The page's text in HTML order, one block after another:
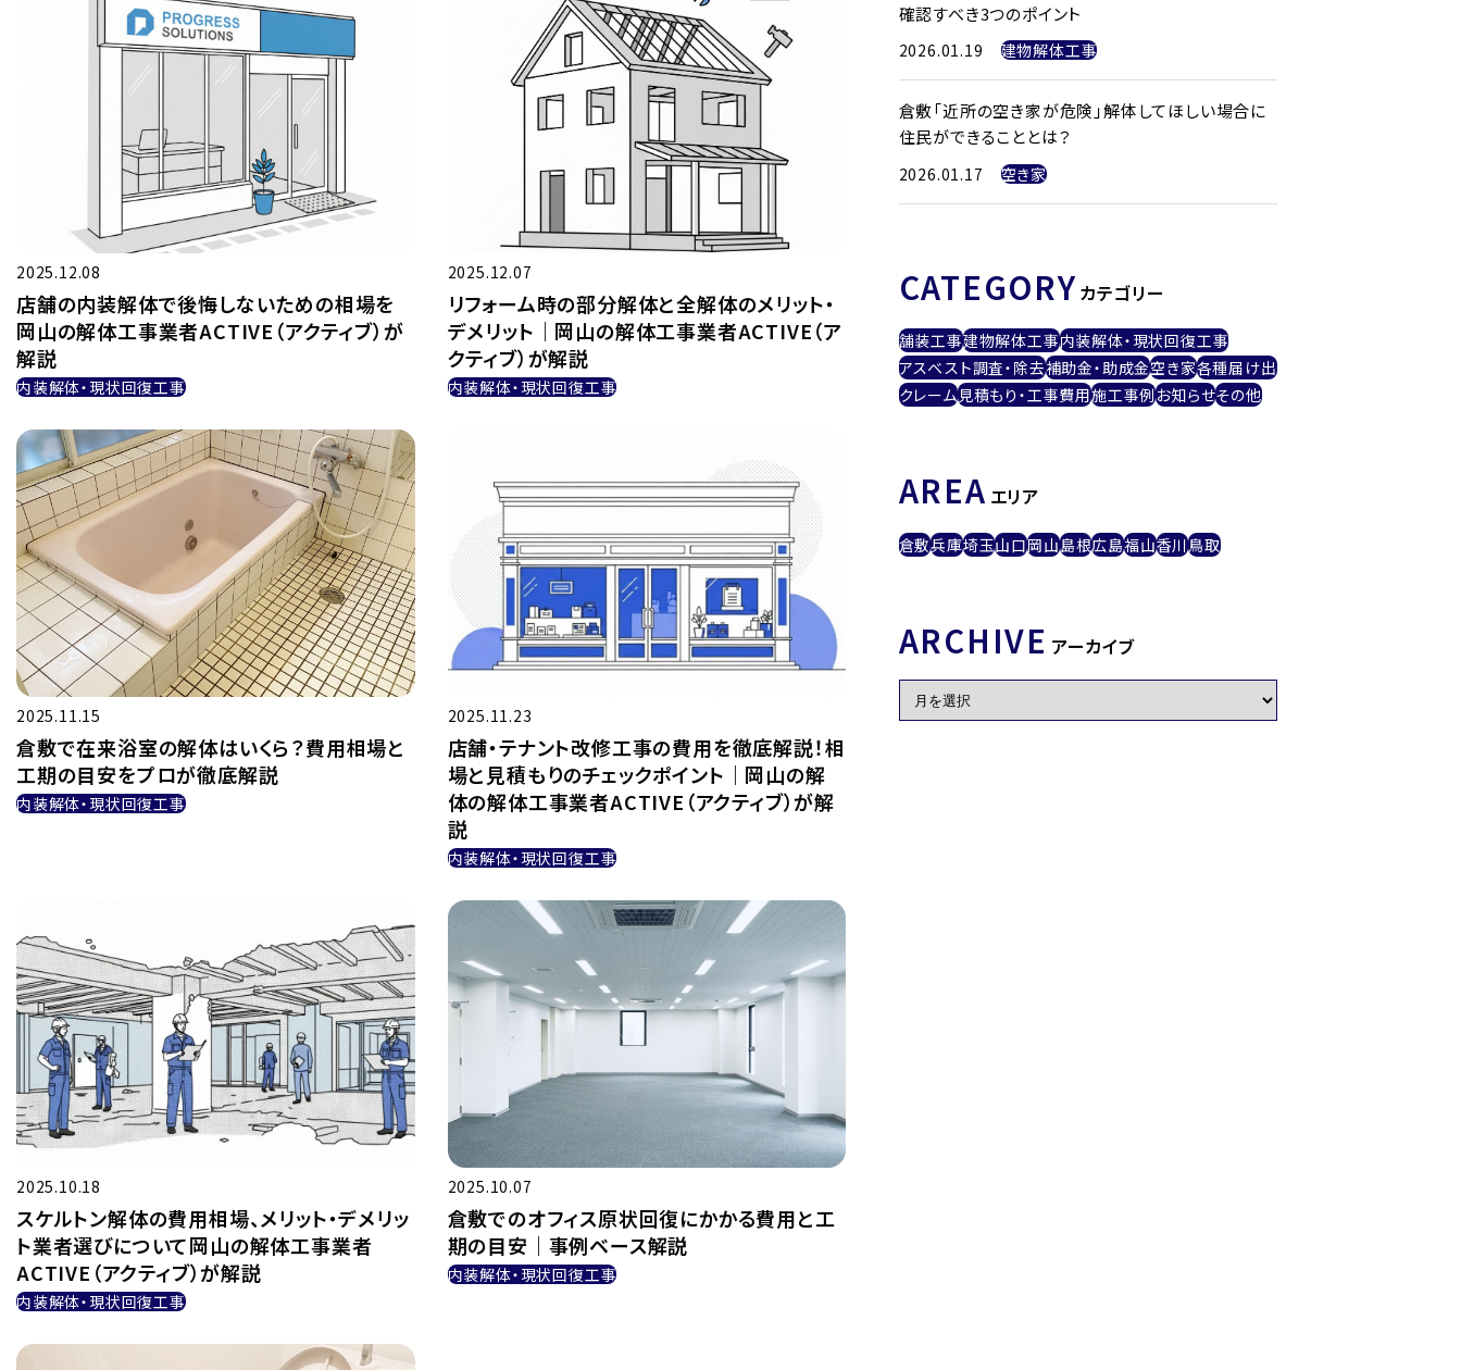
2025.12.08
店舗の内装解体で後悔しないための相場を
岡山の解体工事業者ACTIVE（アクティブ）が
解説
内装解体・現状回復工事
2025.12.07
リフォーム時の部分解体と全解体のメリット・
デメリット｜岡山の解体工事業者ACTIVE（ア
クティブ）が解説
内装解体・現状回復工事
2025.11.15
倉敷で在来浴室の解体はいくら？費用相場と
工期の目安をプロが徹底解説
内装解体・現状回復工事
2025.11.23
店舗・テナント改修工事の費用を徹底解説！相
場と見積もりのチェックポイント｜岡山の解
体の解体工事業者ACTIVE（アクティブ）が解
説
内装解体・現状回復工事
2025.10.18
スケルトン解体の費用相場、メリット・デメリッ
ト業者選びについて岡山の解体工事業者
ACTIVE（アクティブ）が解説
内装解体・現状回復工事
2025.10.07
倉敷でのオフィス原状回復にかかる費用と工
期の目安｜事例ベース解説
内装解体・現状回復工事
確認すべき3つのポイント
2026.01.19 建物解体工事
倉敷「近所の空き家が危険」解体してほしい場合に
住民ができることとは？
2026.01.17 空き家
CATEGORYカテゴリー
舗装工事建物解体工事内装解体・現状回復工事
アスベスト調査・除去補助金・助成金空き家各種届け出
クレーム見積もり・工事費用施工事例お知らせその他
AREA エリア
倉敷兵庫埼玉山口岡山島根広島福山香川鳥取
ARCHIVE アーカイブ